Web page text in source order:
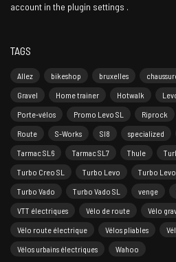
account in the plugin settings .
TAGS
Allez bikeshop bruxelles
Gravel
Home trainer Hotwalk
Porte-vélos
Promo Levo SL Riprock
Route
S-Works Sl8 specialized
Tarmac SL6
Tarmac SL7 Thule
Turbo Creo SL
Turbo Levo Turbo
Turbo Vado
Turbo Vado SL venge
VTT électriques
Vélo de route
Vélo
Vélo route électrique
Vélos pliables
Vélos urbains électriques
Wahoo